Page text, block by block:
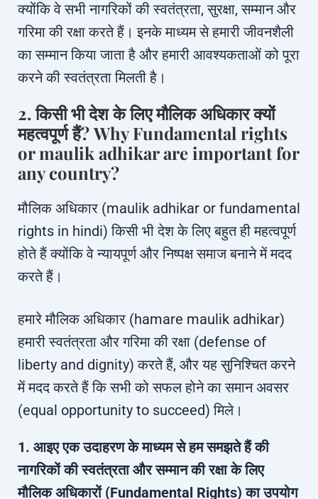
क्योंकि वे सभी नागरिकों की स्वतंत्रता, सुरक्षा, सम्मान और
गरिमा की रक्षा करते हैं। इनके माध्यम से हमारी जीवनशैली
का सम्मान किया जाता है और हमारी आवश्यकताओं को पूरा
करने की स्वतंत्रता मिलती है।
2. किसी भी देश के लिए मौलिक अधिकार क्यों
महत्वपूर्ण हैं? Why Fundamental rights
or maulik adhikar are important for
any country?
मौलिक अधिकार (maulik adhikar or fundamental
rights in hindi) किसी भी देश के लिए बहुत ही महत्वपूर्ण
होते हैं क्योंकि वे न्यायपूर्ण और निष्पक्ष समाज बनाने में मदद
करते हैं।
हमारे मौलिक अधिकार (hamare maulik adhikar)
हमारी स्वतंत्रता और गरिमा की रक्षा (defense of
liberty and dignity) करते हैं, और यह सुनिश्चित करने
में मदद करते हैं कि सभी को सफल होने का समान अवसर
(equal opportunity to succeed) मिले।
1. आइए एक उदाहरण के माध्यम से हम समझते हैं की
नागरिकों की स्वतंत्रता और सम्मान की रक्षा के लिए
मौलिक अधिकारों (Fundamental Rights) का उपयोग